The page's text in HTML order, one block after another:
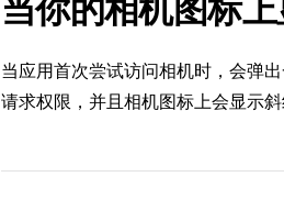
当你的相机图标
当应用首次尝试访问相机时，会弹
请求权限，并且相机图标上会显示斜